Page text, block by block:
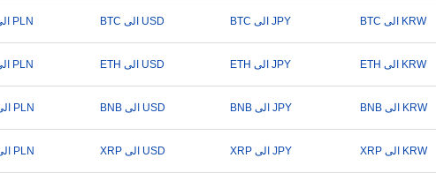
BTC الى PLN BTC الى USD BTC الى JPY BTC الى KRW
ETH الى PLN ETH الى USD ETH الى JPY ETH الى KRW
BNB الى PLN BNB الى USD BNB الى JPY BNB الى KRW
XRP الى PLN XRP الى USD XRP الى JPY XRP الى KRW